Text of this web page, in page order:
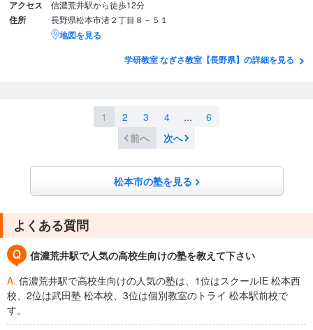
アクセス 信濃荒井駅から徒歩12分
住所 長野県松本市渚２丁目８－５１
地図を見る
学研教室 なぎさ教室【長野県】の詳細を見る
1 2 3 4 ...
6
前へ
次へ
松本市の塾を見る
よくある質問
信濃荒井駅で人気の高校生向けの塾を教えて下さい
A. 信濃荒井駅で高校生向けの人気の塾は、1位はスクールIE 松本西
校、2位は武田塾 松本校、3位は個別教室のトライ 松本駅前校で
す。